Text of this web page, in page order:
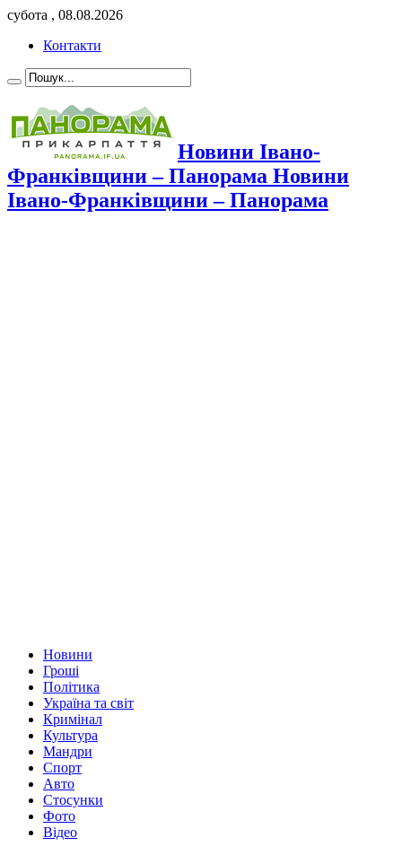
субота , 08.08.2026
Контакти
Новини Івано-
Франківщини – Панорама Новини
Івано-Франківщини – Панорама
Новини
Гроші
Політика
Україна та світ
Кримінал
Культура
Мандри
Спорт
Авто
Стосунки
Фото
Відео